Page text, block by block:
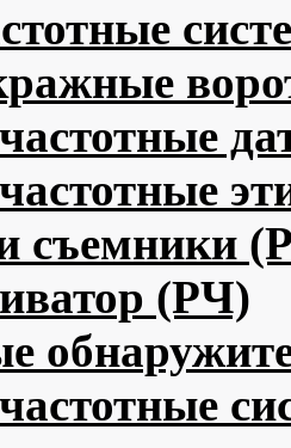
съемники
(РЧ)